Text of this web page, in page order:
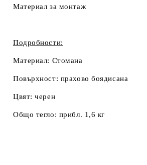
Материал за монтаж
Подробности:
Материал: Стомана
Повърхност: прахово боядисана
Цвят:черен
Общо тегло: прибл. 1,6 кг